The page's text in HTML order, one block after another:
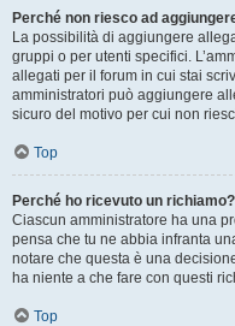
Perché non riesco ad
La possibilità di aggiungere
gruppi o per utenti specifici.
allegati per il forum in cui stai
amministratori può aggiungere
sicuro del motivo per cui non
Top
Perché ho ricevuto un richiamo?
Ciascun amministratore ha una
pensa che tu ne abbia infranta
notare che questa è una
ha niente a che fare con questi
Top